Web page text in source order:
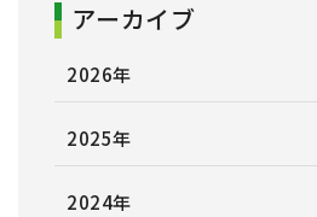
アーカイブ
2026年
2025年
2024年